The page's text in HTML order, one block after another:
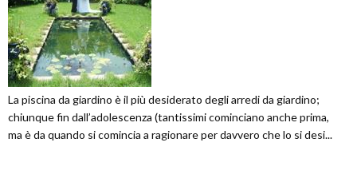
La piscina da giardino è il più desiderato degli arredi da giardino;
chiunque fin dall’adolescenza (tantissimi cominciano anche prima,
ma è da quando si comincia a ragionare per davvero che lo si desi...